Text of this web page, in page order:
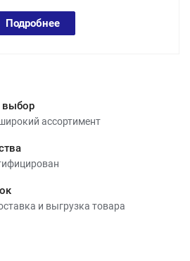
Подробнее
ассортимент
и выгрузка товара